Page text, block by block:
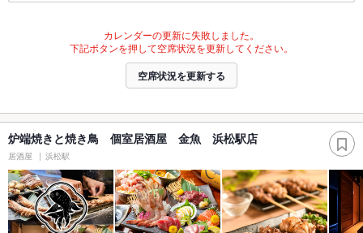
カレンダーの更新に失敗しました。
下記ボタンを押して空席状況を更新してください。
空席状況を更新する
炉端焼きと焼き鳥 個室居酒屋 金魚 浜松駅店
居酒屋 浜松駅